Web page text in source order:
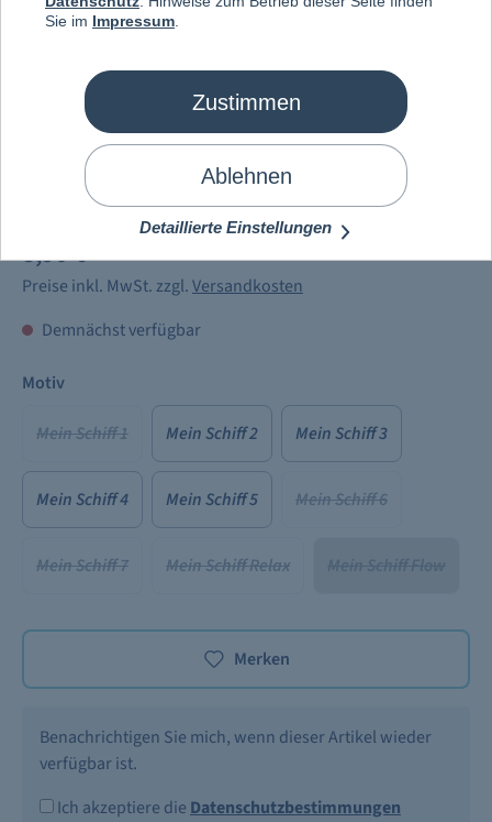
Mein Schiff®Bracenet Anhänger
8,90 €
Preise inkl. MwSt. zzgl.Versandkosten
Demnächst verfügbar
Motiv
Mein Schiff 1 Mein Schiff 2 Mein Schiff 3
Mein Schiff 4 Mein Schiff 5 Mein Schiff 6
Mein Schiff 7 Mein Schiff Relax Mein Schiff Flow
Merken
Benachrichtigen Sie mich, wenn dieser Artikel wieder
verfügbar ist.
Ich akzeptiere die Datenschutzbestimmungen
Sie im Impressum
Zustimmen
Ablehnen
Detaillierte Einstellungen